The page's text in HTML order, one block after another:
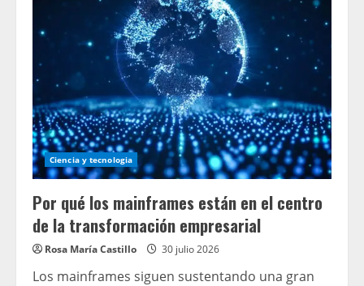
personas
que
murieron
en
el
devastador
incendio
del
apartamento
de
la
abuela
de
Wylie
Park
ha
recordada
como
amable
y
devota.
Ciencia y tecnologia
Por qué los mainframes están en el centro
de la transformación empresarial
Rosa María Castillo 30 julio 2026
Los mainframes siguen sustentando una gran